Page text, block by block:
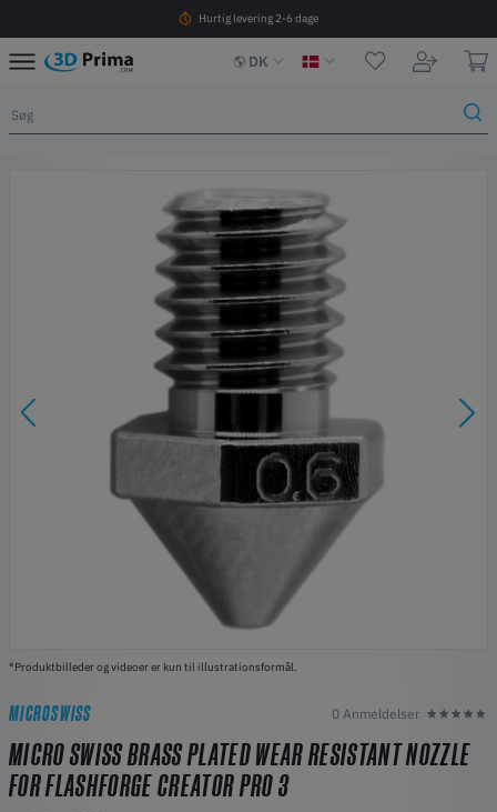
Hurtig levering 2-6 dage
DK
*Produktbilleder og videoer er kun til illustrationsformål.
MICROSWISS 0 Anmeldelser
MICRO SWISS BRASS PLATED WEAR RESISTANT NOZZLE
FOR FLASHFORGE CREATOR PRO 3